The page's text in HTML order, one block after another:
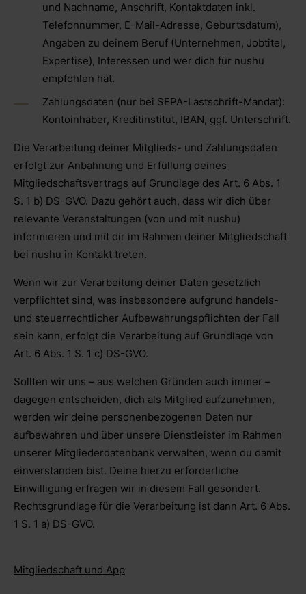
und Nachname, Anschrift, Kontaktdaten inkl.
Telefonnummer, E-Mail-Adresse, Geburtsdatum),
Angaben zu deinem Beruf (Unternehmen, Jobtitel,
Expertise), Interessen und wer dich für nushu
empfohlen hat.
Zahlungsdaten (nur bei SEPA-Lastschrift-Mandat):
Kontoinhaber, Kreditinstitut, IBAN, ggf. Unterschrift.
Die Verarbeitung deiner Mitglieds- und Zahlungsdaten
erfolgt zur Anbahnung und Erfüllung deines
Mitgliedschaftsvertrags auf Grundlage des Art. 6 Abs. 1
S. 1 b) DS-GVO. Dazu gehört auch, dass wir dich über
relevante Veranstaltungen (von und mit nushu)
informieren und mit dir im Rahmen deiner Mitgliedschaft
bei nushu in Kontakt treten.
Wenn wir zur Verarbeitung deiner Daten gesetzlich
verpflichtet sind, was insbesondere aufgrund handels-
und steuerrechtlicher Aufbewahrungspflichten der Fall
sein kann, erfolgt die Verarbeitung auf Grundlage von
Art. 6 Abs. 1 S. 1 c) DS-GVO.
Sollten wir uns – aus welchen Gründen auch immer –
dagegen entscheiden, dich als Mitglied aufzunehmen,
werden wir deine personenbezogenen Daten nur
aufbewahren und über unsere Dienstleister im Rahmen
unserer Mitgliederdatenbank verwalten, wenn du damit
einverstanden bist. Deine hierzu erforderliche
Einwilligung erfragen wir in diesem Fall gesondert.
Rechtsgrundlage für die Verarbeitung ist dann Art. 6 Abs.
1 S. 1 a) DS-GVO.
Mitgliedschaft und App